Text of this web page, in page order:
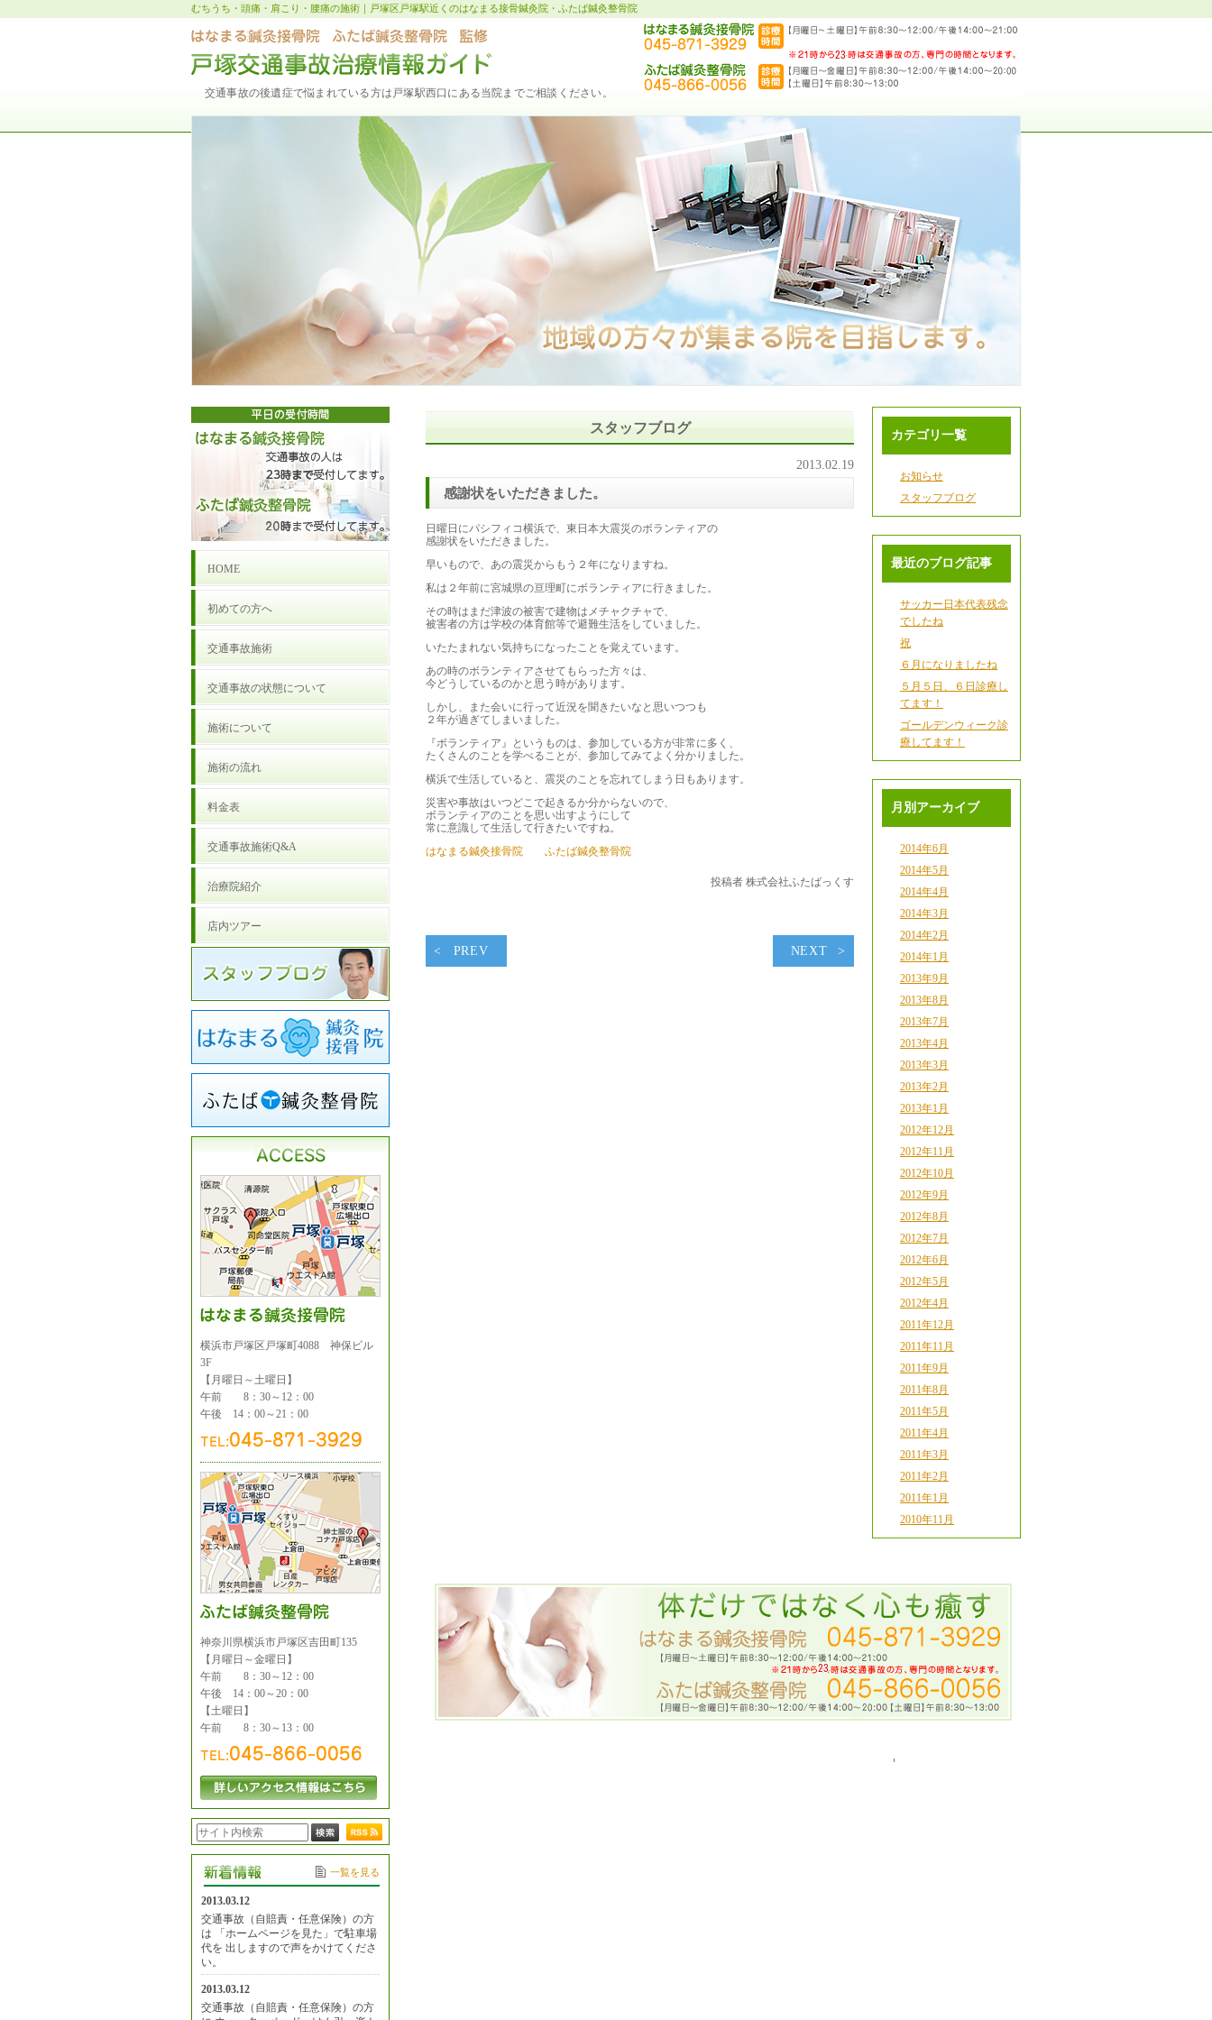
むちうち・頭痛・肩こり・腰痛の施術｜戸塚区戸塚駅近くのはなまる接骨鍼灸院・ふたば鍼灸整骨院
交通事故の後遺症で悩まれている方は戸塚駅西口にある当院までご相談ください。
スタッフブログ
2013.02.19
感謝状をいただきました。
日曜日にパシフィコ横浜で、東日本大震災のボランティアの
感謝状をいただきました。
早いもので、あの震災からもう２年になりますね。
私は２年前に宮城県の亘理町にボランティアに行きました。
その時はまだ津波の被害で建物はメチャクチャで、
被害者の方は学校の体育館等で避難生活をしていました。
いたたまれない気持ちになったことを覚えています。
あの時のボランティアさせてもらった方々は、
今どうしているのかと思う時があります。
しかし、また会いに行って近況を聞きたいなと思いつつも
２年が過ぎてしまいました。
『ボランティア』というものは、参加している方が非常に多く、
たくさんのことを学べることが、参加してみてよく分かりました。
横浜で生活していると、震災のことを忘れてしまう日もあります。
災害や事故はいつどこで起きるか分からないので、
ボランティアのことを思い出すようにして
常に意識して生活して行きたいですね。
はなまる鍼灸接骨院
ふたば鍼灸整骨院
投稿者 株式会社ふたばっくす
PREV NEXT
カテゴリ一覧
お知らせ
スタッフブログ
最近のブログ記事
サッカー日本代表残念
でしたね
祝
６月になりましたね
５月５日、６日診療し
てます！
ゴールデンウィーク診
療してます！
月別アーカイブ
2014年6月
2014年5月
2014年4月
2014年3月
2014年2月
2014年1月
2013年9月
2013年8月
2013年7月
2013年4月
2013年3月
2013年2月
2013年1月
2012年12月
2012年11月
2012年10月
2012年9月
2012年8月
2012年7月
2012年6月
2012年5月
2012年4月
2011年12月
2011年11月
2011年9月
2011年8月
2011年5月
2011年4月
2011年3月
2011年2月
2011年1月
2010年11月
HOME
初めての方へ
交通事故施術
交通事故の状態について
施術について
施術の流れ
料金表
交通事故施術Q&A
治療院紹介
店内ツアー
横浜市戸塚区戸塚町4088 神保ビル
3F
【月曜日～土曜日】
午前 8：30～12：00
午後 14：00～21：00
神奈川県横浜市戸塚区吉田町135
【月曜日～金曜日】
午前 8：30～12：00
午後 14：00～20：00
【土曜日】
午前 8：30～13：00
一覧を見る
2013.03.12
交通事故（自賠責・任意保険）の方
は 「ホームページを見た」で駐車場
代を 出しますので声をかけてくださ
い。
2013.03.12
交通事故（自賠責・任意保険）の方